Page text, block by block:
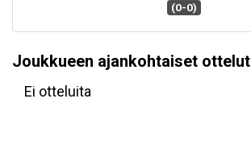
(0-0)
Joukkueen ajankohtaiset ottelut
Ei otteluita